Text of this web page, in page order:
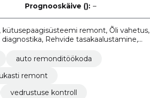
Prognooskäive (): –
remont, Õli vahetus,
Rehvide tasakaalustamine,
vahetus
auto remonditöökoda
remont
vedrustuse kontroll